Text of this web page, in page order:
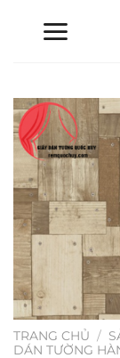
TRANG CHỦ /
DÁN TƯỜNG